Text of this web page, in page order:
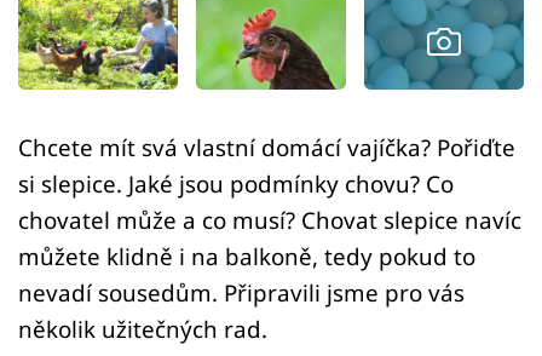
Sledujte nás
Chcete mít svá vlastní domácí vajíčka? Pořiďte
si slepice. Jaké jsou podmínky chovu? Co
chovatel může a co musí? Chovat slepice navíc
můžete klidně i na balkoně, tedy pokud to
nevadí sousedům. Připravili jsme pro vás
několik užitečných rad.